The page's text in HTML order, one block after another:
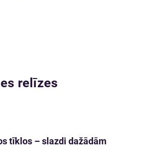
relīzes
tīklos – slazdi dažādām